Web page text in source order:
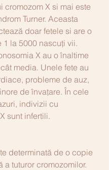
cromozom X si mai este
Turner. Aceasta
doar fetele si are o
1 la 5000 nascuți vii.
X au o înaltime
media. Unele fete au
probleme de auz,
de învațare. În cele
indivizii cu
sunt infertili.
determinată de o copie
a tuturor cromozomilor.